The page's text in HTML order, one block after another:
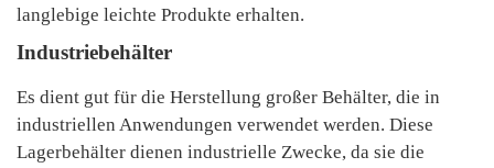
langlebige leichte Produkte erhalten.
Industriebehälter
Es dient gut für die Herstellung großer Behälter, die in
industriellen Anwendungen verwendet werden. Diese
Lagerbehälter dienen industrielle Zwecke, da sie die